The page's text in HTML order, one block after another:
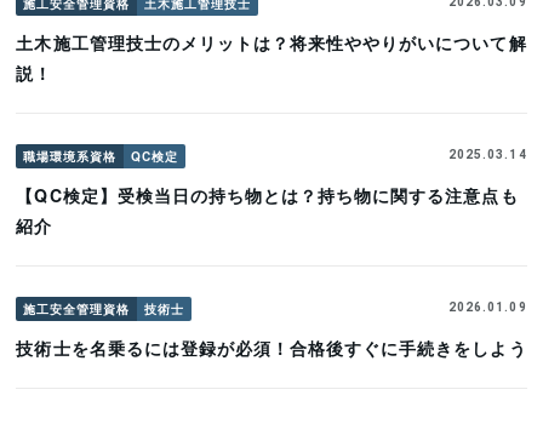
土木施工管理技士のメリットは？将来性ややりがいについて解
説！
職場環境系資格 QC検定 2025.03.14
【QC検定】受検当日の持ち物とは？持ち物に関する注意点も
紹介
施工安全管理資格 技術士 2026.01.09
技術士を名乗るには登録が必須！合格後すぐに手続きをしよう